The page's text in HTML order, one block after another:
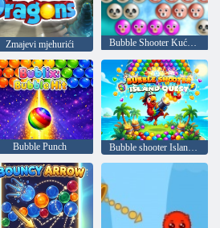
Zmajevi mjehurići Bubble Shooter Kućni ljubimci
Bubble Punch Bubble shooter Island potraga